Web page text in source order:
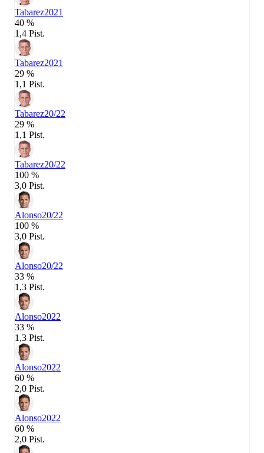
Tabarez2021
40 %
1,4 Pist.
Tabarez2021
29 %
1,1 Pist.
Tabarez20/22
29 %
1,1 Pist.
Tabarez20/22
100 %
3,0 Pist.
Alonso20/22
100 %
3,0 Pist.
Alonso20/22
33 %
1,3 Pist.
Alonso2022
33 %
1,3 Pist.
Alonso2022
60 %
2,0 Pist.
Alonso2022
60 %
2,0 Pist.